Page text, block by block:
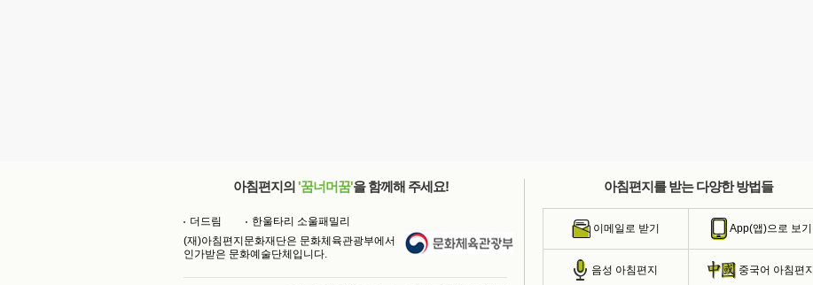
아침편지의 '꿈너머꿈'을 함께해 주세요!
더드림
한울타리 소울패밀리
(재)아침편지문화재단은 문화체육관광부에서
인가받은 문화예술단체입니다.
아침편지를 받는 다양한 방법들
이메일로 받기 App(앱)으로 보기
음성 아침편지 중국어 아침편지